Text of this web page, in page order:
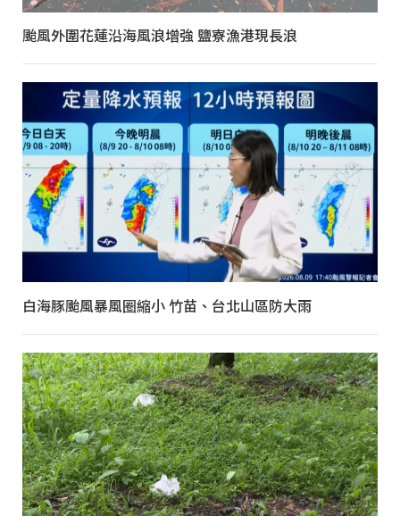
颱風外圍花蓮沿海風浪增強 鹽寮漁港現長浪
白海豚颱風暴風圈縮小 竹苗、台北山區防大雨